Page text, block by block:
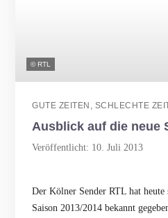
© RTL
GUTE ZEITEN, SCHLECHTE
Ausblick auf die neue
Veröffentlicht: 10. Juli 2013
Der Kölner Sender RTL hat
Saison 2013/2014 bekannt